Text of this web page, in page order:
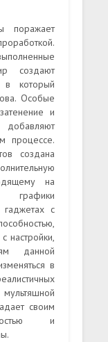
поражает
создают
который
Особые
и
процессе.
создана
на
графики
с
настройки,
данной
в
своим
и